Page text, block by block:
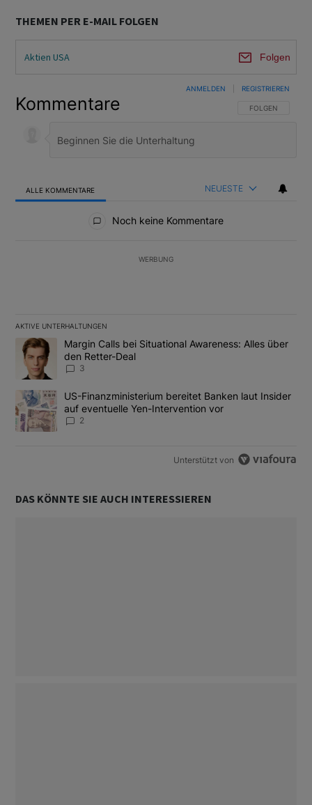
THEMEN PER E-MAIL FOLGEN
Aktien USA Folgen
Kommentare FOLGE DIESER
FOLGEN
ANMELDEN REGISTRIEREN
ALLE KOMMENTARE NEUESTE
Noch keine Kommentare
WERBUNG
AKTIVE UNTERHALTUNGEN
Das Folgende ist eine Liste der am meisten kommentierten
Ein Trendartikel mit dem Titel "Margin Calls bei Situational
Margin Calls bei Situational Awareness: Alles über
den Retter-Deal
3
Ein Trendartikel mit dem Titel "US-Finanzministerium bereitet
US-Finanzministerium bereitet Banken laut Insider
auf eventuelle Yen-Intervention vor
2
Unterstützt von
DAS KÖNNTE SIE AUCH INTERESSIEREN